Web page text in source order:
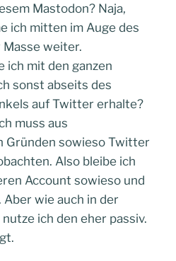
Mastodon? Naja,
ich mitten im Auge des
weiter.
ich mit den ganzen
sonst abseits des
auf Twitter erhalte?
muss aus
Gründen sowieso Twitter
Also bleibe ich
Account sowieso und
wie auch in der
ich den eher passiv.